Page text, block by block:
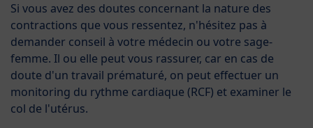
Si vous avez des doutes concernant la nature des
contractions que vous ressentez, n'hésitez pas à
demander conseil à votre médecin ou votre sage-
femme. Il ou elle peut vous rassurer, car en cas de
doute d'un travail prématuré, on peut effectuer un
monitoring du rythme cardiaque (RCF) et examiner le
col de l'utérus.